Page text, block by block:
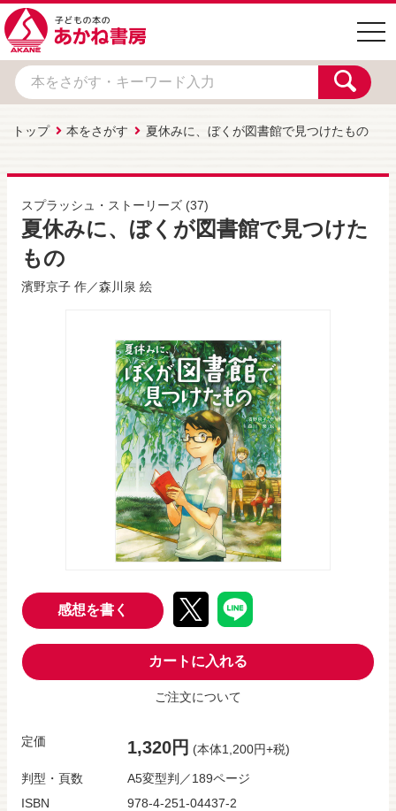
トップ 本をさがす 夏休みに、ぼくが図書館で見つけたもの
スプラッシュ・ストーリーズ (37)
夏休みに、ぼくが図書館で見つけた
もの
濱野京子 作／森川泉 絵
感想を書く
カートに入れる
ご注文について
定価 1,320円 (本体1,200円+税)
判型・頁数
A5変型判／189ページ
ISBN
978-4-251-04437-2